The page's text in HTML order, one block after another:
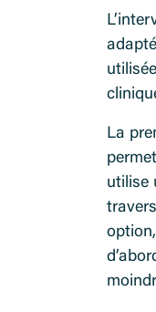
La
utilise